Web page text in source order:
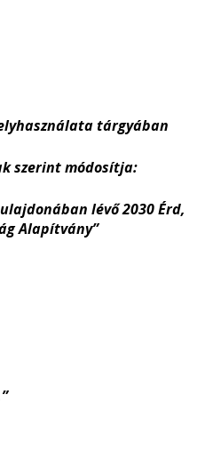
tárgyában
szerint módosítja:
lévő 2030 Érd,
Alapítvány”